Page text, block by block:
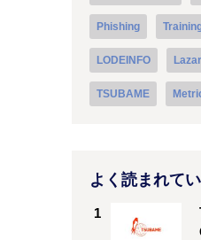
Phishing
LODEINFO
TSUBAME
よく読まれて
1